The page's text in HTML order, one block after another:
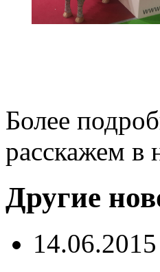
Более
расскажем в
Другие
14.06.2015